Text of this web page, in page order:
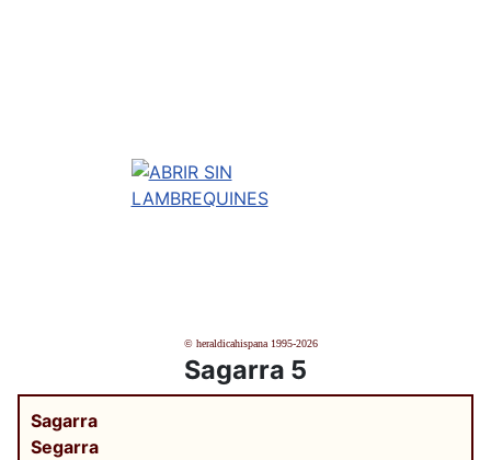
© heraldicahispana 1995-2026
Sagarra 5
Sagarra
Segarra